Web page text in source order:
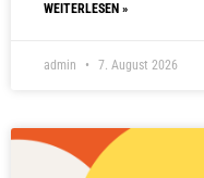
WEITERLESEN »
admin 7. August 2026